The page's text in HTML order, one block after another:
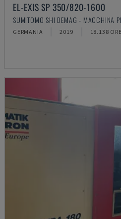
EL-EXIS SP 350/820-1600
SUMITOMO SHI DEMAG - MACCHINA
GERMANIA 2019 18.138 ORE